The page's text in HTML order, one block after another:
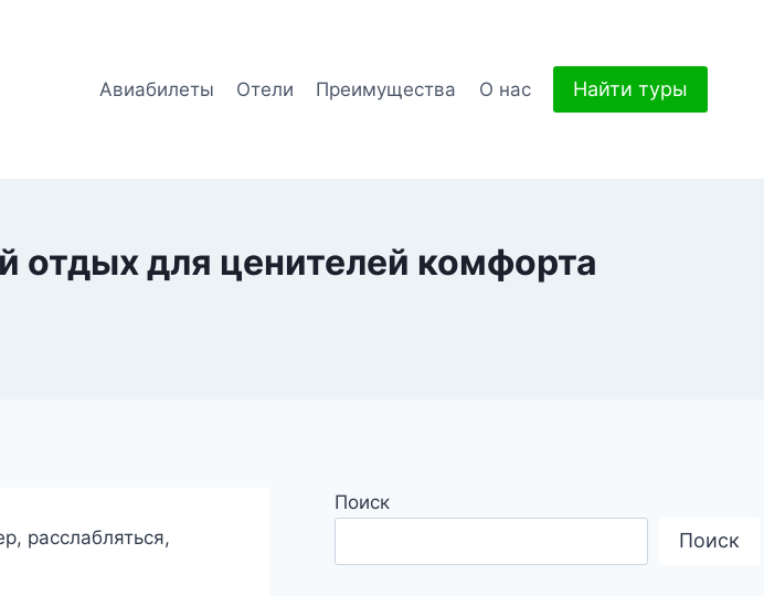
Авиабилеты Отели Преимущества О нас Найти туры
для ценителей комфорта
Поиск
Поиск